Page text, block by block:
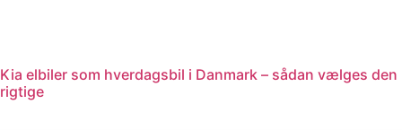
Kia elbiler som hverdagsbil i Danmark – sådan vælges den
rigtige